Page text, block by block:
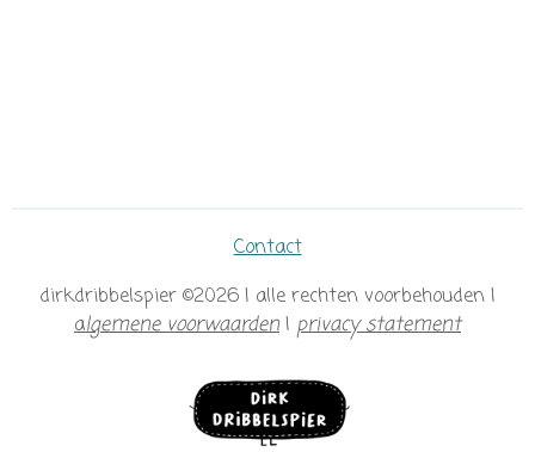
Contact
dirkdribbelspier ©2026 | alle rechten voorbehouden |
algemene voorwaarden | privacy statement